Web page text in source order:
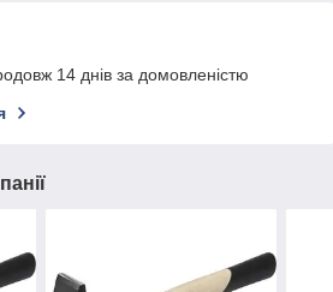
14 днів за домовленістю